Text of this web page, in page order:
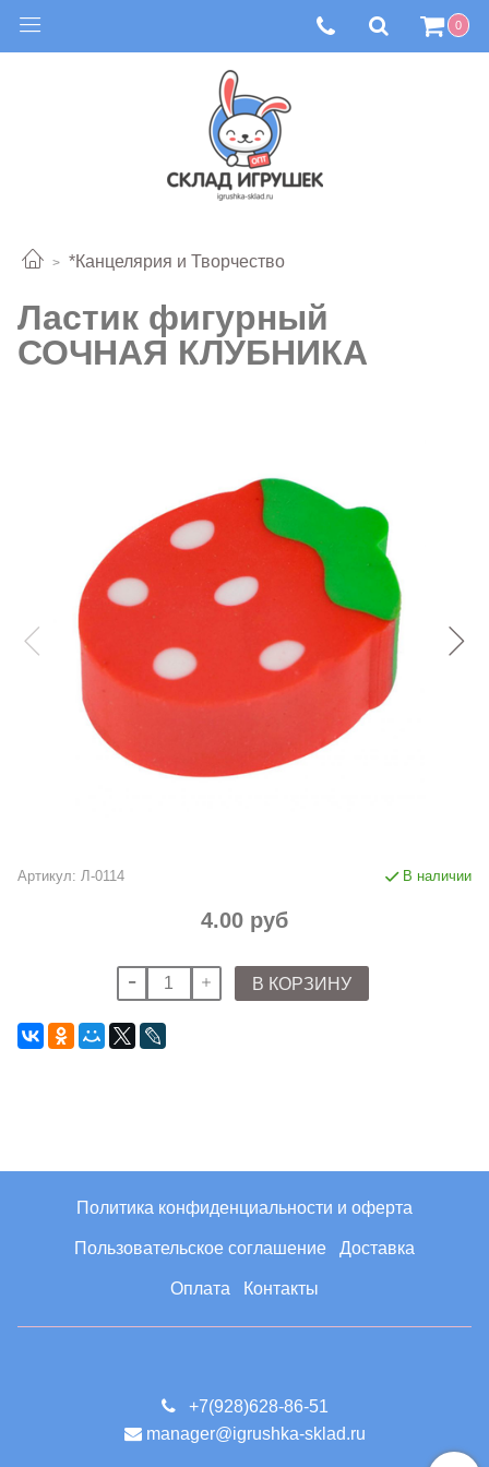
0
*Канцелярия и Творчество
Ластик фигурный
СОЧНАЯ КЛУБНИКА
Артикул: Л-0114 В наличии
4.00 руб
В КОРЗИНУ
Политика конфиденциальности и оферта
Пользовательское соглашение Доставка
Оплата Контакты
+7(928)628-86-51
manager@igrushka-sklad.ru